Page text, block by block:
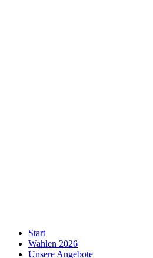
Neukölln
Start
Wahlen 2026
Unsere Angebote